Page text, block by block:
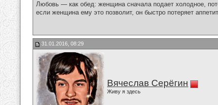
Любовь — как обед: женщина сначала подает холодное,
если женщина ему это позволит, он быстро потеряет
31.01.2016, 08:29
Вячеслав Серёгин
Живу я здесь